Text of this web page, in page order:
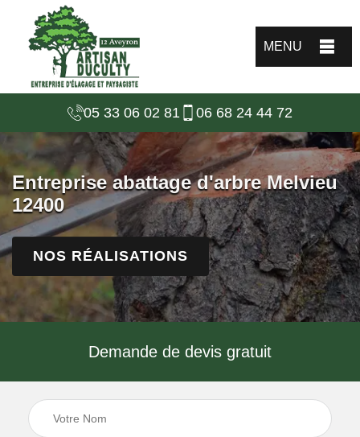
MENU
05 33 06 02 81 06 68 24 44 72
Entreprise abattage d'arbre Melvieu
12400
NOS RÉALISATIONS
Demande de devis gratuit